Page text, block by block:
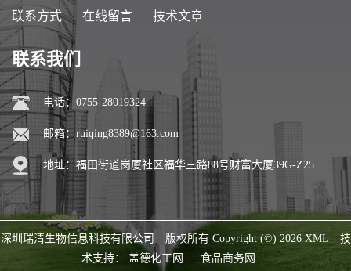
联系方式 在线留言 技术文章
联系我们
电话：0755-28019324
邮箱： ruiqing8389@163.com
地址：福田街道岗厦社区福华三路88号财富大厦39G-Z25
深圳瑞清生物信息科技有限公司 版权所有 Copyright (©) 2026 XML
技
术支持： 盖德化工网 食品商务网